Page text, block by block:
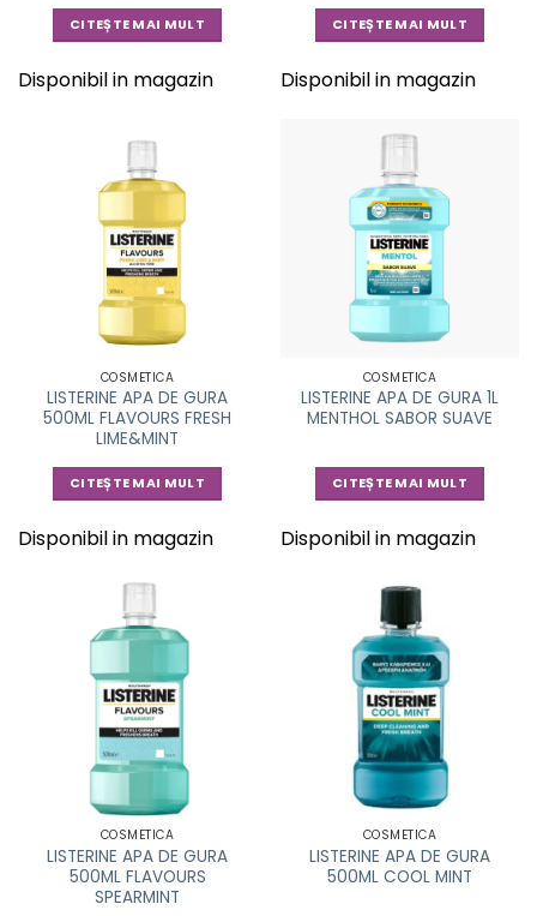
CITEȘTE MAI MULT
Disponibil in magazin
CITEȘTE MAI MULT
Disponibil in magazin
COSMETICA
LISTERINE APA DE GURA
500ML FLAVOURS FRESH
LIME&MINT
CITEȘTE MAI MULT
Disponibil in magazin
COSMETICA
LISTERINE APA DE GURA 1L
MENTHOL SABOR SUAVE
CITEȘTE MAI MULT
Disponibil in magazin
COSMETICA
LISTERINE APA DE GURA
500ML FLAVOURS
SPEARMINT
COSMETICA
LISTERINE APA DE GURA
500ML COOL MINT